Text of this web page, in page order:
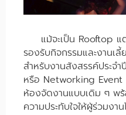
แม้จะเป็น Rooftop
รองรับกิจกรรมและงานเลี้
สำหรับงานสังสรรค์ประ
หรือ Networking Event
ห้องจัดงานแบบเดิม ๆ พ
ความประทับใจให้ผู้ร่วมงา